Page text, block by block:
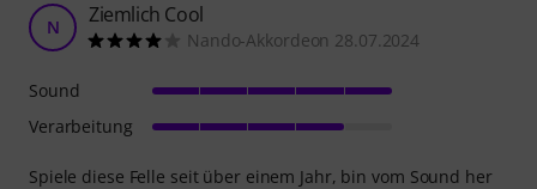
N Ziemlich Cool
Nando-Akkordeon 28.07.2024
Spiele diese Felle seit über einem Jahr, bin vom Sound her
Sound
Verarbeitung